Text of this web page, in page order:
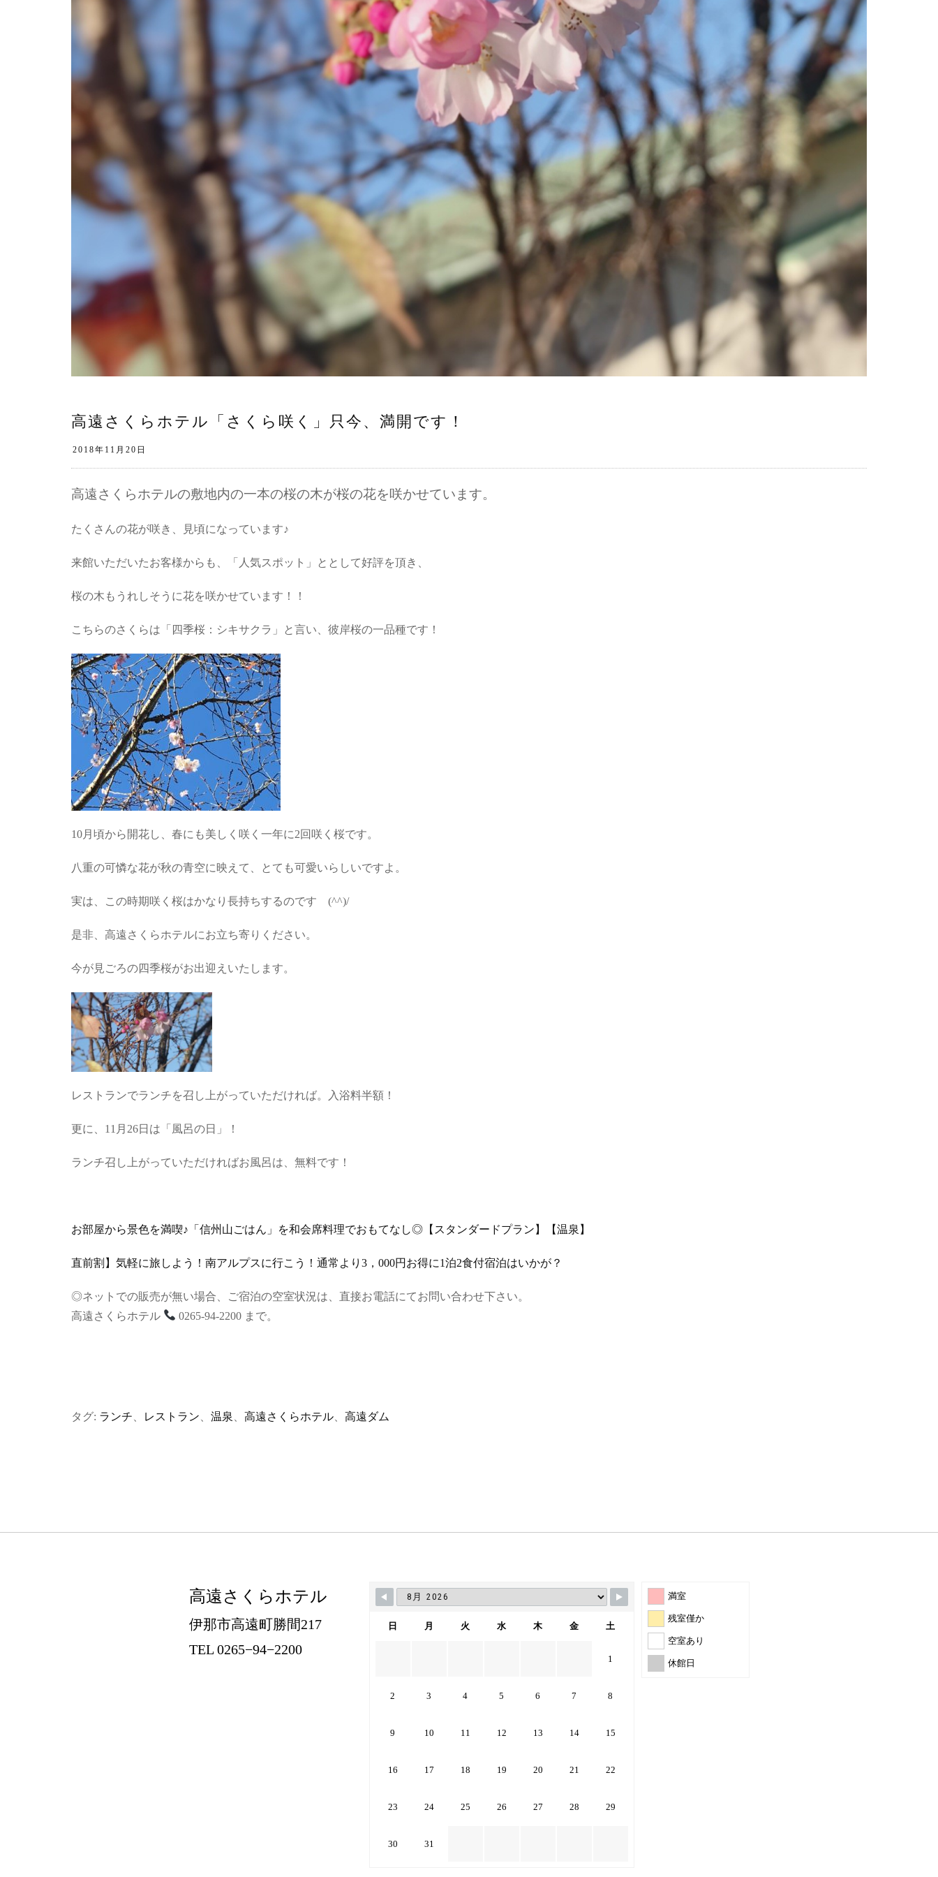
高遠さくらホテル「さくら咲く」只今、満開です！
高遠さくらホテルの敷地内の一本の桜の木が桜の花を咲かせています。
たくさんの花が咲き、見頃になっています♪
来館いただいたお客様からも、「人気スポット」ととして好評を頂き、
桜の木もうれしそうに花を咲かせています！！
こちらのさくらは「四季桜：シキサクラ」と言い、彼岸桜の一品種です！
10月頃から開花し、春にも美しく咲く一年に2回咲く桜です。
八重の可憐な花が秋の青空に映えて、とても可愛いらしいですよ。
実は、この時期咲く桜はかなり長持ちするのです (^^)/
是非、高遠さくらホテルにお立ち寄りください。
今が見ごろの四季桜がお出迎えいたします。
レストランでランチを召し上がっていただければ。入浴料半額！
更に、11月26日は「風呂の日」！
ランチ召し上がっていただければお風呂は、無料です！
お部屋から景色を満喫♪「信州山ごはん」を和会席料理でおもてなし◎【スタンダードプラン】【温泉】
直前割】気軽に旅しよう！南アルプスに行こう！通常より3，000円お得に1泊2食付宿泊はいかが？
◎ネットでの販売が無い場合、ご宿泊の空室状況は、直接お電話にてお問い合わせ下さい。
高遠さくらホテル
0265-94-2200 まで。
タグ: ランチ レストラン 温泉 高遠さくらホテル 高遠ダム
高遠さくらホテル
伊那市高遠町勝間217
TEL 0265−94−2200
満室
残室僅か
空室あり
休館日
日 月 火 水 木 金 土
1
2 3 4 5 6 7 8
9 10 11 12 13 14 15
16 17 18 19 20 21 22
23 24 25 26 27 28 29
30 31